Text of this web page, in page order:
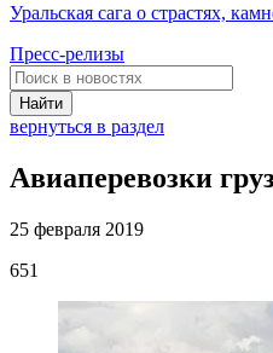
Уральская сага о страстях,
Пресс-релизы
Найти
вернуться в раздел
Авиаперевозки
25 февраля 2019
651